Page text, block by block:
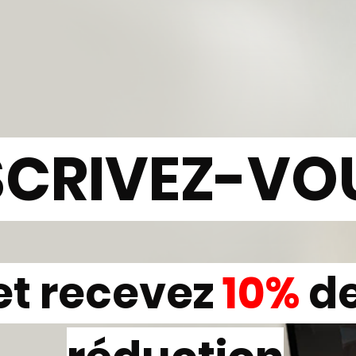
recevez10%